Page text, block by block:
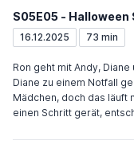
S05E05 - Halloween
16.12.2025 73 min
Ron geht mit Andy,
Diane zu einem Notfall
Mädchen, doch das läuft
einen Schritt gerät,
hat die Chance an einer